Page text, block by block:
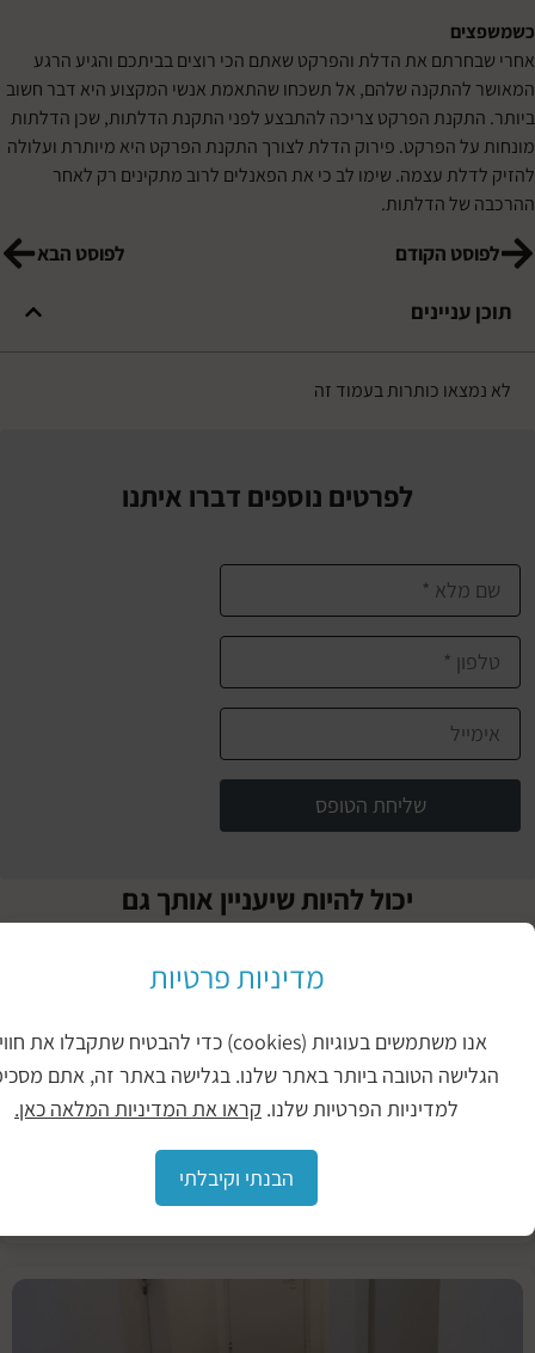
את הדלת והפרקט שאתם הכי רוצים בביתכם והגיע הרגע
שלהם, אל תשכחו שהתאמת אנשי המקצוע היא דבר חשוב
הפרקט צריכה להתבצע לפני התקנת הדלתות, שכן הדלתות
הפרקט. פירוק הדלת לצורך התקנת הפרקט היא מיותרת ועלולה
עצמה. שימו לב כי את הפאנלים לרוב מתקינים רק לאחר
הדלתות.
הקודם לפוסט הבא
כותרות בעמוד זה
לפרטים נוספים דברו איתנו
שליחת הטופס
יכול להיות שיעניין אותך גם
עץ
אנשים
אוהבים
מדיניות פרטיות
אנו משתמשים בעוגיות (cookies) כדי להבטיח שתקבלו את חווית
הטובה ביותר באתר שלנו. בגלישה באתר זה, אתם מסכימים
למדיניות הפרטיות שלנו.קראו את המדיניות המלאה כאן.
הבנתי וקיבלתי